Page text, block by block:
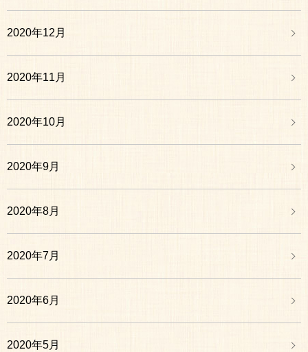
2020年12月
2020年11月
2020年10月
2020年9月
2020年8月
2020年7月
2020年6月
2020年5月